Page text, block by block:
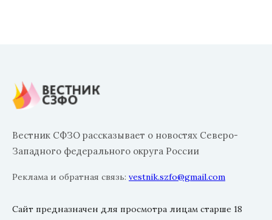
Вестник СФЗО рассказывает о новостях Северо-
Западного федерального округа России
Реклама и обратная связь: vestnik.szfo@gmail.com
Сайт предназначен для просмотра лицам старше 18